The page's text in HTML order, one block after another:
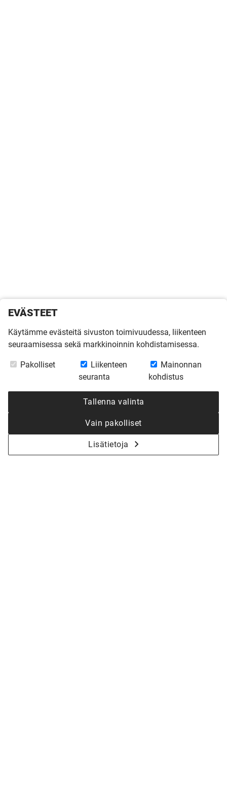
EVÄSTEET
Käytämme evästeitä sivuston toimivuudessa, liikenteen
seuraamisessa sekä markkinoinnin kohdistamisessa.
Pakolliset
Liikenteen
seuranta
Mainonnan
kohdistus
Tallenna valinta
Vain pakolliset
Lisätietoja